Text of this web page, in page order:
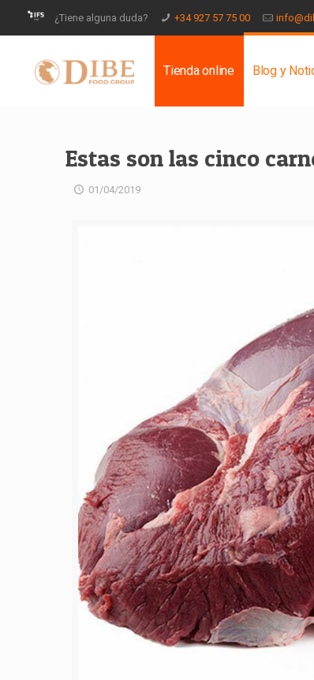
¿Tiene alguna duda? +34 927 57 75 00
Tienda online Blog y
Estas son las cinco
01/04/2019